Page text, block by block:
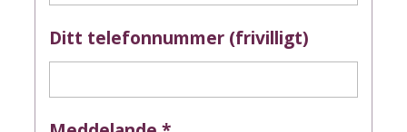
Ditt telefonnummer (frivilligt)